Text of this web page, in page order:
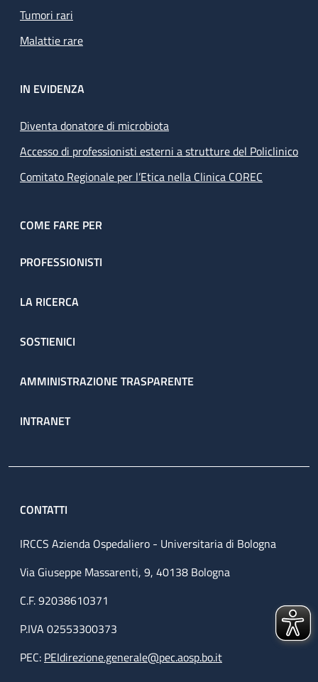
Tumori rari
Malattie rare
IN EVIDENZA
Diventa donatore di microbiota
Accesso di professionisti esterni a strutture del Policlinico
Comitato Regionale per l’Etica nella Clinica COREC
COME FARE PER
PROFESSIONISTI
LA RICERCA
SOSTIENICI
AMMINISTRAZIONE TRASPARENTE
INTRANET
CONTATTI
IRCCS Azienda Ospedaliero - Universitaria di Bologna
Via Giuseppe Massarenti, 9, 40138 Bologna
C.F. 92038610371
P.IVA 02553300373
PEC: PEIdirezione.generale@pec.aosp.bo.it